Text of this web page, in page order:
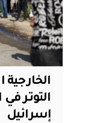
التوتر
إسرائيل